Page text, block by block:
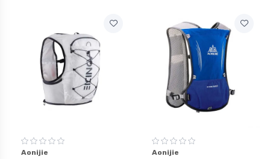
Aonijie Aonijie